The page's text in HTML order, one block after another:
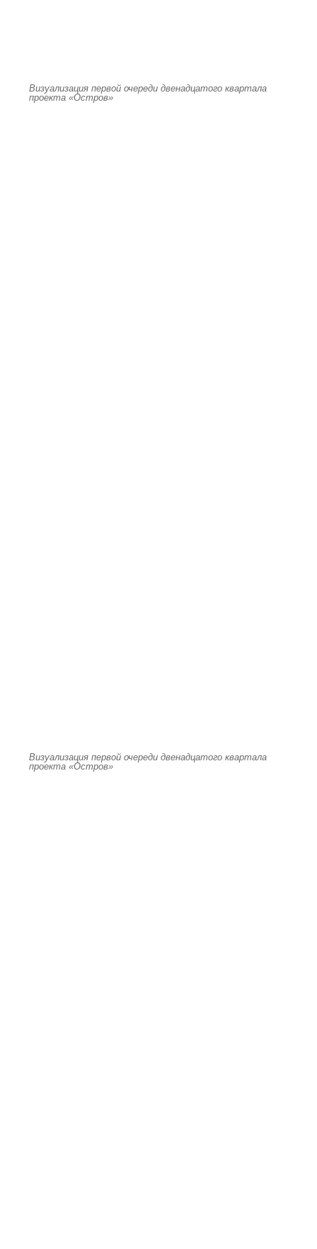
Визуализация первой очереди двенадцатого квартала
проекта «Остров»
Визуализация первой очереди двенадцатого квартала
проекта «Остров»